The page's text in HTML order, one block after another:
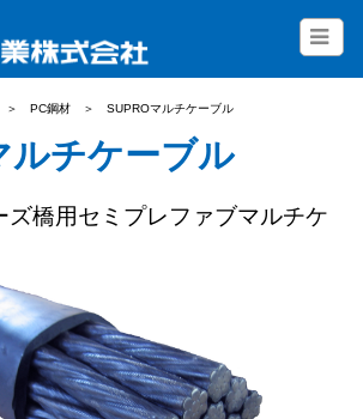
＞ PC鋼材 ＞ SUPROマルチケーブル
ルチケーブル
ズ橋用セミプレファブマルチケ